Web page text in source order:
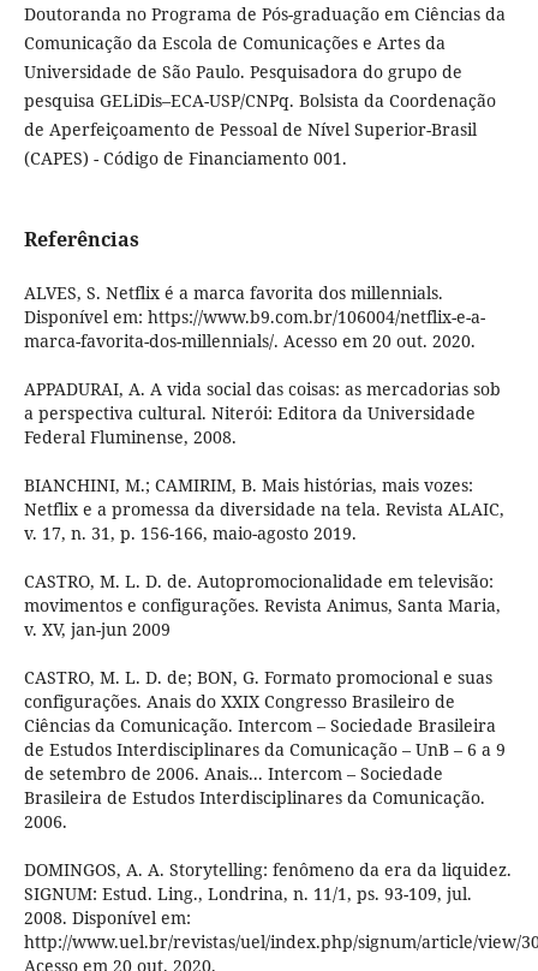
Doutoranda no Programa de Pós-graduação em Ciências da
Comunicação da Escola de Comunicações e Artes da
Universidade de São Paulo. Pesquisadora do grupo de
pesquisa GELiDis–ECA-USP/CNPq. Bolsista da Coordenação
de Aperfeiçoamento de Pessoal de Nível Superior-Brasil
(CAPES) - Código de Financiamento 001.
Referências
ALVES, S. Netflix é a marca favorita dos millennials.
Disponível em: https://www.b9.com.br/106004/netflix-e-a-
marca-favorita-dos-millennials/. Acesso em 20 out. 2020.
APPADURAI, A. A vida social das coisas: as mercadorias sob
a perspectiva cultural. Niterói: Editora da Universidade
Federal Fluminense, 2008.
BIANCHINI, M.; CAMIRIM, B. Mais histórias, mais vozes:
Netflix e a promessa da diversidade na tela. Revista ALAIC,
v. 17, n. 31, p. 156-166, maio-agosto 2019.
CASTRO, M. L. D. de. Autopromocionalidade em televisão:
movimentos e configurações. Revista Animus, Santa Maria,
v. XV, jan-jun 2009
CASTRO, M. L. D. de; BON, G. Formato promocional e suas
configurações. Anais do XXIX Congresso Brasileiro de
Ciências da Comunicação. Intercom – Sociedade Brasileira
de Estudos Interdisciplinares da Comunicação – UnB – 6 a 9
de setembro de 2006. Anais... Intercom – Sociedade
Brasileira de Estudos Interdisciplinares da Comunicação.
2006.
DOMINGOS, A. A. Storytelling: fenômeno da era da liquidez.
SIGNUM: Estud. Ling., Londrina, n. 11/1, ps. 93-109, jul.
2008. Disponível em:
http://www.uel.br/revistas/uel/index.php/signum/article/view/
Acesso em 20 out. 2020.